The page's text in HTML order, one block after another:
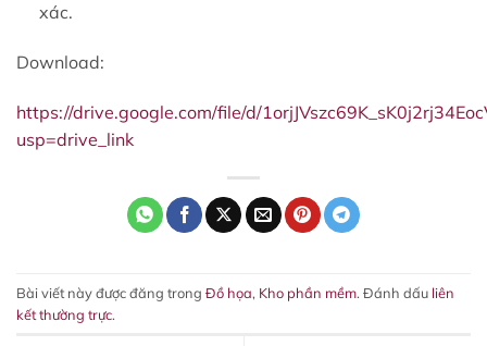
xác.
Download:
https://drive.google.com/file/d/
usp=drive_link
Bài viết này được đăng trong Đồ họa, Kho phần mềm. Đánh dấu liên
kết thường trực.